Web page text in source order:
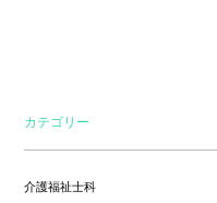
カテゴリー
介護福祉士科